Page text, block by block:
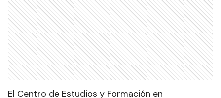
El Centro de Estudios y Formación en